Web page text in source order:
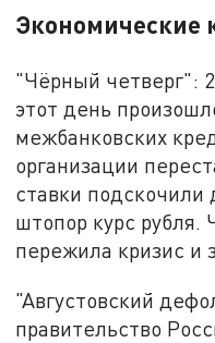
Экономические
"Чёрный четверг":
этот день
межбанковских
организации
ставки подскочили
штопор курс рубля.
пережила кризис и
"Августовский
правительство